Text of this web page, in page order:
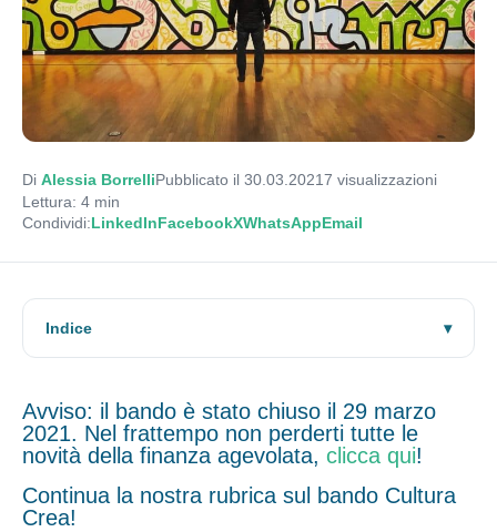
Di Alessia BorrelliPubblicato il 30.03.20217 visualizzazioni
Lettura: 4 min
Condividi: LinkedIn FacebookXWhatsApp Email
Indice
Avviso: il bando è stato chiuso il 29 marzo
2021. Nel frattempo non perderti tutte le
novità della finanza agevolata, clicca qui!
Continua la nostra rubrica sul bando Cultura
Crea!